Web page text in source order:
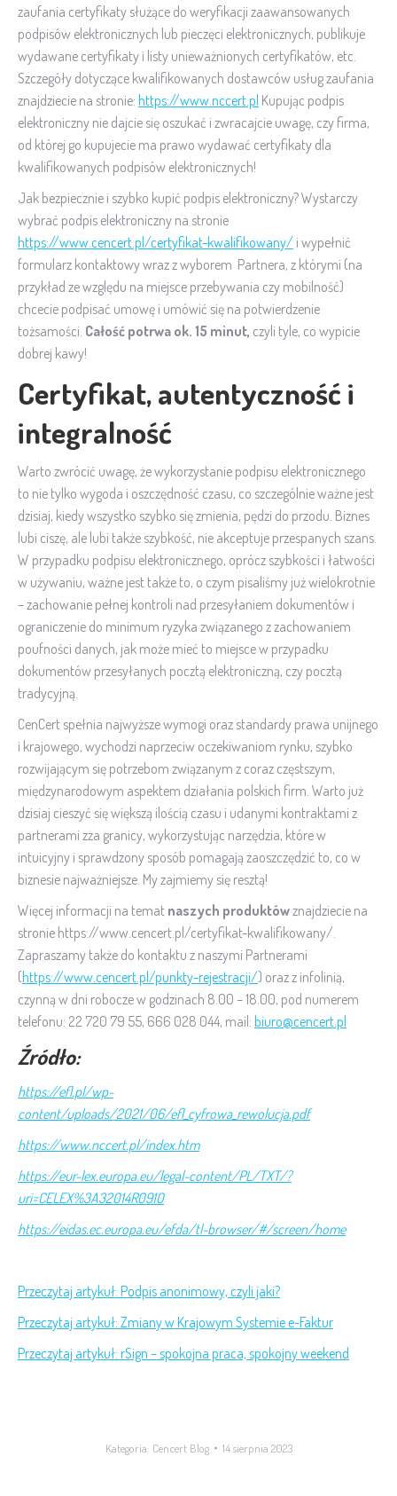
zaufania certyfikaty służące do weryfikacji zaawansowanych
podpisów elektronicznych lub pieczęci elektronicznych, publikuje
wydawane certyfikaty i listy unieważnionych certyfikatów, etc.
Szczegóły dotyczące kwalifikowanych dostawców usług zaufania
znajdziecie na stronie: https://www.nccert.pl Kupując podpis
elektroniczny nie dajcie się oszukać i zwracajcie uwagę, czy firma,
od której go kupujecie ma prawo wydawać certyfikaty dla
kwalifikowanych podpisów elektronicznych!
Jak bezpiecznie i szybko kupić podpis elektroniczny? Wystarczy
wybrać podpis elektroniczny na stronie
https://www.cencert.pl/certyfikat-kwalifikowany/ i wypełnić
formularz kontaktowy wraz z wyborem Partnera, z którymi (na
przykład ze względu na miejsce przebywania czy mobilność)
chcecie podpisać umowę i umówić się na potwierdzenie
tożsamości. Całość potrwa ok. 15 minut, czyli tyle, co wypicie
dobrej kawy!
Certyfikat, autentyczność i
integralność
Warto zwrócić uwagę, że wykorzystanie podpisu elektronicznego
to nie tylko wygoda i oszczędność czasu, co szczególnie ważne jest
dzisiaj, kiedy wszystko szybko się zmienia, pędzi do przodu. Biznes
lubi ciszę, ale lubi także szybkość, nie akceptuje przespanych szans.
W przypadku podpisu elektronicznego, oprócz szybkości i łatwości
w używaniu, ważne jest także to, o czym pisaliśmy już wielokrotnie
– zachowanie pełnej kontroli nad przesyłaniem dokumentów i
ograniczenie do minimum ryzyka związanego z zachowaniem
poufności danych, jak może mieć to miejsce w przypadku
dokumentów przesyłanych pocztą elektroniczną, czy pocztą
tradycyjną.
CenCert spełnia najwyższe wymogi oraz standardy prawa unijnego
i krajowego, wychodzi naprzeciw oczekiwaniom rynku, szybko
rozwijającym się potrzebom związanym z coraz częstszym,
międzynarodowym aspektem działania polskich firm. Warto już
dzisiaj cieszyć się większą ilością czasu i udanymi kontraktami z
partnerami zza granicy, wykorzystując narzędzia, które w
intuicyjny i sprawdzony sposób pomagają zaoszczędzić to, co w
biznesie najważniejsze. My zajmiemy się resztą!
Więcej informacji na temat naszych produktówznajdziecie na
stronie https://www.cencert.pl/certyfikat-kwalifikowany/.
Zapraszamy także do kontaktu z naszymi Partnerami
(https://www.cencert.pl/punkty-rejestracji/) oraz z infolinią,
czynną w dni robocze w godzinach 8.00 – 18.00, pod numerem
telefonu: 22 720 79 55, 666 028 044, mail: biuro@cencert.pl
Źródło:
https://efl.pl/wp-
content/uploads/2021/06/efl_cyfrowa_rewolucja.pdf
https://www.nccert.pl/index.htm
https://eur-lex.europa.eu/legal-content/PL/TXT/?
uri=CELEX%3A32014R0910
https://eidas.ec.europa.eu/efda/tl-browser/#/screen/home
Przeczytaj artykuł: Podpis anonimowy, czyli jaki?
Przeczytaj artykuł: Zmiany w Krajowym Systemie e-Faktur
Przeczytaj artykuł: rSign – spokojna praca, spokojny weekend
Kategoria: Cencert Blog 14 sierpnia 2023